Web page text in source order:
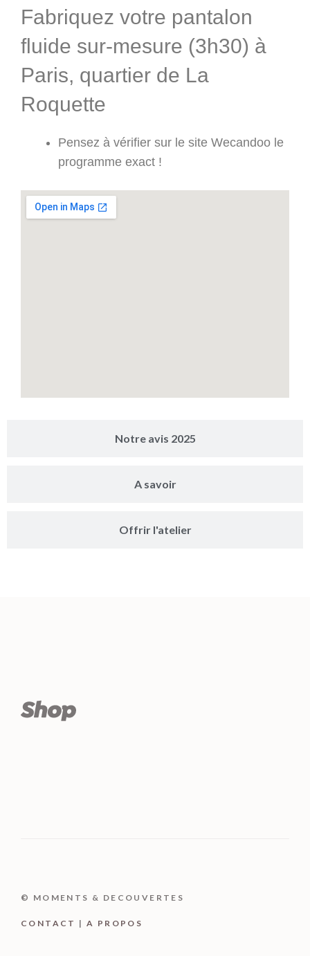
Notre avis 2025
A savoir
Offrir l'atelier
Fabriquez votre pantalon
fluide sur-mesure (3h30) à
Paris, quartier de La
Roquette
Pensez à vérifier sur le site Wecandoo le
programme exact !
© MOMENTS & DECOUVERTES
CONTACT |A PROPOS